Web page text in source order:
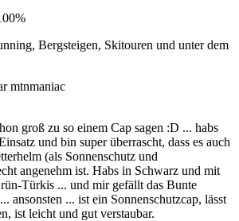
Bergsteigen, Skitouren und unter dem
mtnmaniac
groß zu so einem Cap sagen :D ... habs
und bin super überrascht, dass es auch
(als Sonnenschutz und
angenehm ist. Habs in Schwarz und mit
Türkis ... und mir gefällt das Bunte
ansonsten ... ist ein Sonnenschutzcap, lässt
ist leicht und gut verstaubar.